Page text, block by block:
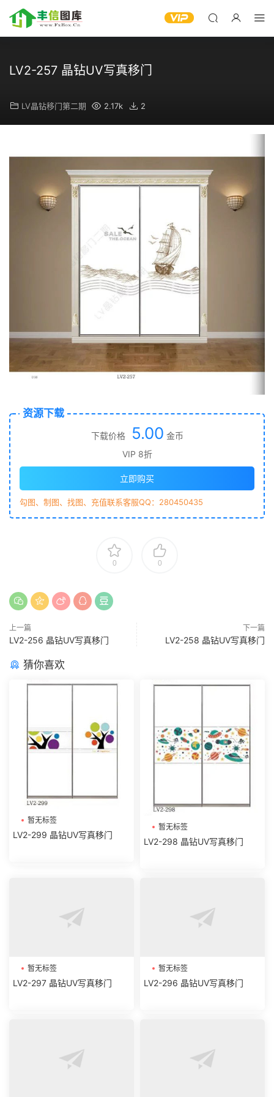
LV2-257 晶钻UV写真移门
LV晶钻移门第二期 2.17k 2
资源下载
下载价格 5.00 金币
VIP 8折
立即购买
勾图、制图、找图、充值联系客服QQ：280450435
0 0
上一篇
LV2-256 晶钻UV写真移门
下一篇
LV2-258 晶钻UV写真移门
猜你喜欢
暂无标签
LV2-299 晶钻UV写真移门
暂无标签
LV2-298 晶钻UV写真移门
暂无标签
LV2-297 晶钻UV写真移门
暂无标签
LV2-296 晶钻UV写真移门